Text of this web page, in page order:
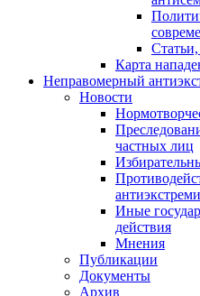
Карта
Неправомерный
Новости
частных лиц
Иные
действия
Мнения
Публикации
Документы
Архив